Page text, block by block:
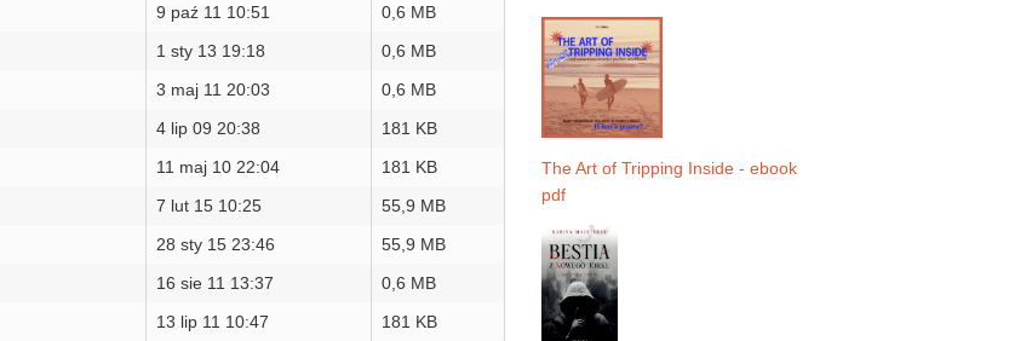
9 paź 11 10:51
0,6 MB
1 sty 13 19:18
0,6 MB
3 maj 11 20:03
0,6 MB
4 lip 09 20:38
181 KB
11 maj 10 22:04
181 KB
7 lut 15 10:25
55,9 MB
28 sty 15 23:46
55,9 MB
16 sie 11 13:37
0,6 MB
13 lip 11 10:47
181 KB
The Art of Tripping Inside - ebook
pdf